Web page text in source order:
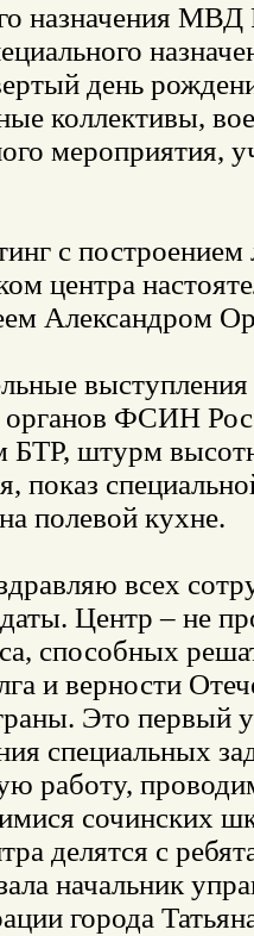
назначения
день
коллективы,
мероприятия,
с построением
центра
Александром
выступления
органов ФСИН
БТР, штурм
показ
полевой кухне.
всех
Центр – не
способных
и верности
Это первый
специальных
работу,
сочинских
делятся с
начальник
города